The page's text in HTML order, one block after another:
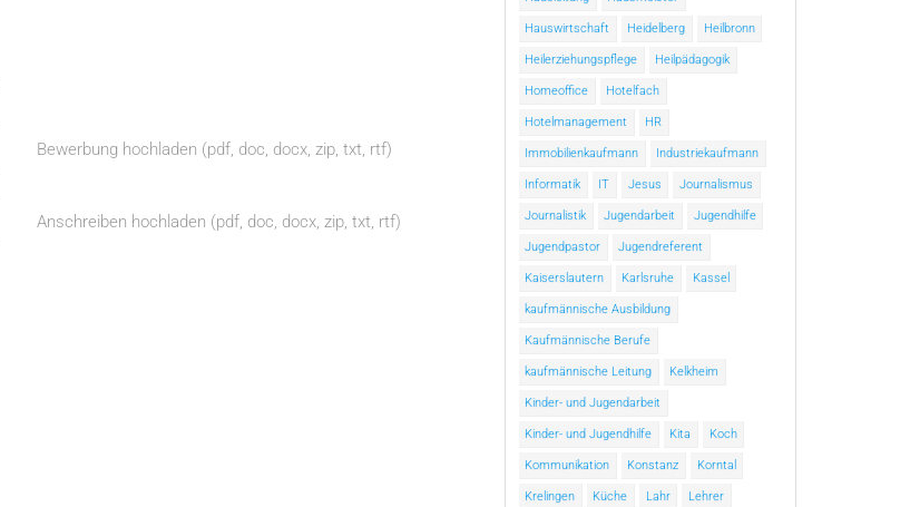
Bewerbung hochladen (pdf, doc, docx, zip, txt, rtf)
Anschreiben hochladen (pdf, doc, docx, zip, txt, rtf)
Hauswirtschaft Heidelberg Heilbronn
Heilerziehungspflege Heilpädagogik
Homeoffice Hotelfach
Hotelmanagement HR
Immobilienkaufmann Industriekaufmann
Informatik IT Jesus Journalismus
Journalistik Jugendarbeit Jugendhilfe
Jugendpastor Jugendreferent
Kaiserslautern Karlsruhe Kassel
kaufmännische Ausbildung
Kaufmännische Berufe
kaufmännische Leitung Kelkheim
Kinder- und Jugendarbeit
Kinder- und Jugendhilfe Kita Koch
Kommunikation Konstanz Korntal
Krelingen Küche Lahr Lehrer